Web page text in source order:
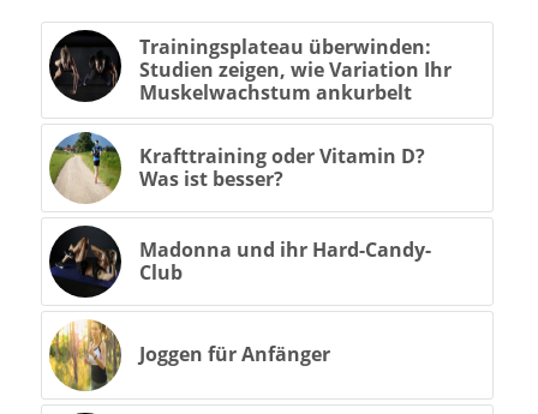
Trainingsplateau überwinden:
Studien zeigen, wie Variation Ihr
Muskelwachstum ankurbelt
Krafttraining oder Vitamin D?
Was ist besser?
Madonna und ihr Hard-Candy-
Club
Joggen für Anfänger